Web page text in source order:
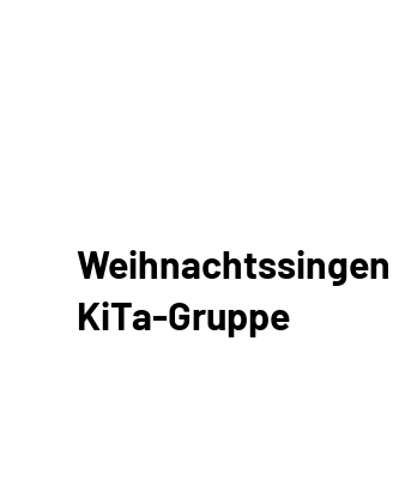
Weihnachtssingen
KiTa-Gruppe